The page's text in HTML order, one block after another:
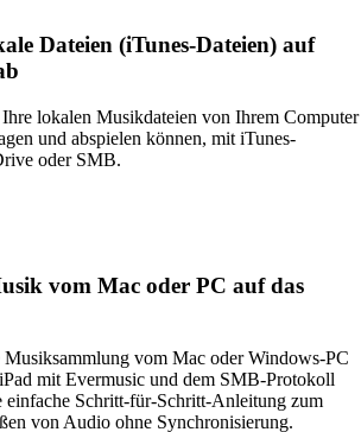
Dateien (iTunes-Dateien) auf
lokalen Musikdateien von Ihrem Computer
und abspielen können, mit iTunes-
oder SMB.
vom Mac oder PC auf das
vom Mac oder Windows-PC
mit Evermusic und dem SMB-Protokoll
einfache Schritt-für-Schritt-Anleitung zum
von Audio ohne Synchronisierung.